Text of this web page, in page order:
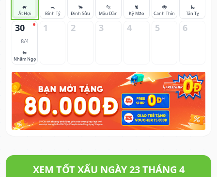
🐖
Ất Hợi
🐀
Bính Tý
🐂
Đinh Sửu
🐅
Mậu Dần
🐈
Kỷ Mão
🐉
Canh Thìn
🐍
Tân Tỵ
30
8/4
🐎
Nhâm Ngọ
1 2 3 4 5 6
XEM TỐT XẤU NGÀY 23 THÁNG 4